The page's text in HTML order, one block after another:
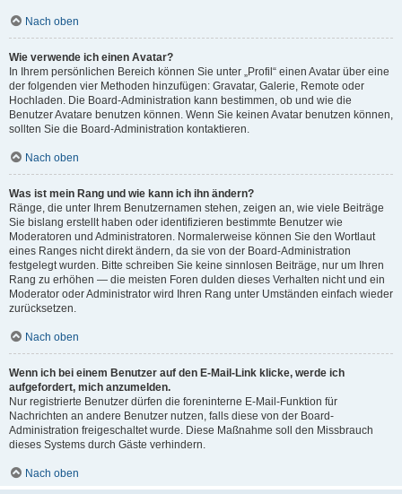
Nach oben
Wie verwende ich einen Avatar?
In Ihrem persönlichen Bereich können Sie unter „Profil“ einen Avatar über eine
der folgenden vier Methoden hinzufügen: Gravatar, Galerie, Remote oder
Hochladen. Die Board-Administration kann bestimmen, ob und wie die
Benutzer Avatare benutzen können. Wenn Sie keinen Avatar benutzen können,
sollten Sie die Board-Administration kontaktieren.
Nach oben
Was ist mein Rang und wie kann ich ihn ändern?
Ränge, die unter Ihrem Benutzernamen stehen, zeigen an, wie viele Beiträge
Sie bislang erstellt haben oder identifizieren bestimmte Benutzer wie
Moderatoren und Administratoren. Normalerweise können Sie den Wortlaut
eines Ranges nicht direkt ändern, da sie von der Board-Administration
festgelegt wurden. Bitte schreiben Sie keine sinnlosen Beiträge, nur um Ihren
Rang zu erhöhen — die meisten Foren dulden dieses Verhalten nicht und ein
Moderator oder Administrator wird Ihren Rang unter Umständen einfach wieder
zurücksetzen.
Nach oben
Wenn ich bei einem Benutzer auf den E-Mail-Link klicke, werde ich
aufgefordert, mich anzumelden.
Nur registrierte Benutzer dürfen die foreninterne E-Mail-Funktion für
Nachrichten an andere Benutzer nutzen, falls diese von der Board-
Administration freigeschaltet wurde. Diese Maßnahme soll den Missbrauch
dieses Systems durch Gäste verhindern.
Nach oben